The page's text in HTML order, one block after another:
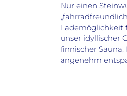
Nur einen
Lademöglichkeit
unser idyllischer
finnischer
angenehm